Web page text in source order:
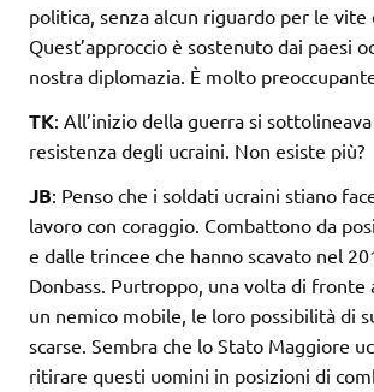
politica, senza alcun riguardo per le vite
Quest’approccio è sostenuto dai paesi
nostra diplomazia. È molto
TK: All’inizio della guerra si
resistenza degli ucraini. Non esiste più?
JB: Penso che i soldati ucraini stiano
lavoro con coraggio. Combattono da
e dalle trincee che hanno scavato nel
Donbass. Purtroppo, una volta di fronte
un nemico mobile, le loro possibilità di
scarse. Sembra che lo Stato Maggiore
ritirare questi uomini in posizioni di